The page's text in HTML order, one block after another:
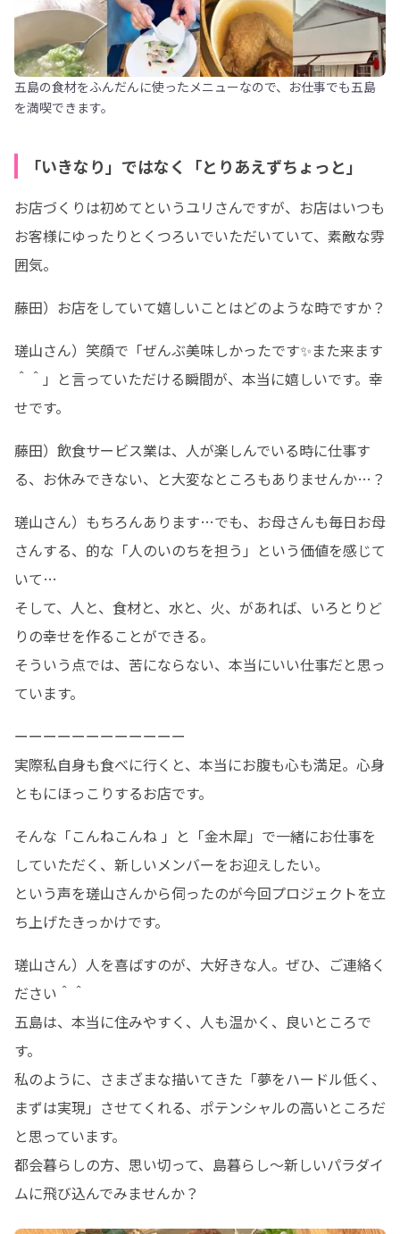
五島の食材をふんだんに使ったメニューなので、お仕事でも五島
を満喫できます。
「いきなり」ではなく「とりあえずちょっと」
お店づくりは初めてというユリさんですが、お店はいつも
お客様にゆったりとくつろいでいただいていて、素敵な雰
囲気。
藤田）お店をしていて嬉しいことはどのような時ですか？
瑳山さん）笑顔で「ぜんぶ美味しかったです✨また来ます
＾＾」と言っていただける瞬間が、本当に嬉しいです。幸
せです。
藤田）飲食サービス業は、人が楽しんでいる時に仕事す
る、お休みできない、と大変なところもありませんか…？
瑳山さん）もちろんあります…でも、お母さんも毎日お母
さんする、的な「人のいのちを担う」という価値を感じて
いて…
そして、人と、食材と、水と、火、があれば、いろとりど
りの幸せを作ることができる。
そういう点では、苦にならない、本当にいい仕事だと思っ
ています。
ーーーーーーーーーーーー
実際私自身も食べに行くと、本当にお腹も心も満足。心身
ともにほっこりするお店です。
そんな「こんねこんね 」と「金木犀」で一緒にお仕事を
していただく、新しいメンバーをお迎えしたい。
という声を瑳山さんから伺ったのが今回プロジェクトを立
ち上げたきっかけです。
瑳山さん）人を喜ばすのが、大好きな人。ぜひ、ご連絡く
ださい＾＾
五島は、本当に住みやすく、人も温かく、良いところで
す。
私のように、さまざまな描いてきた「夢をハードル低く、
まずは実現」させてくれる、ポテンシャルの高いところだ
と思っています。
都会暮らしの方、思い切って、島暮らし〜新しいパラダイ
ムに飛び込んでみませんか？